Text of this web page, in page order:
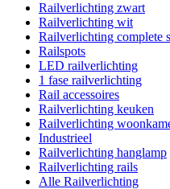
Railverlichting zwart
Railverlichting wit
Railverlichting complete
Railspots
LED railverlichting
1 fase railverlichting
Rail accessoires
Railverlichting keuken
Railverlichting
Industrieel
Railverlichting hanglamp
Railverlichting rails
Alle Railverlichting